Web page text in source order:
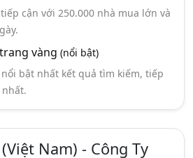
cận với 250.000 nhà mua lớn và
vàng (nổi bật)
bật nhất kết quả tìm kiếm, tiếp
Nam) - Công Ty